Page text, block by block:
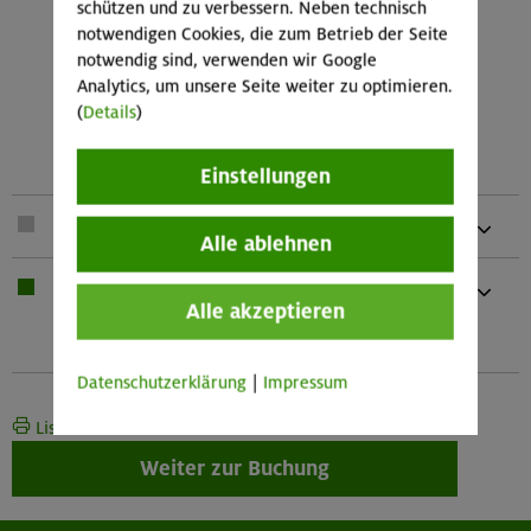
1 HMS-SafeBiner
4 Normalkarabiner
2 Schlingen vernäht (2x 120 cm)
1 Kurzprusik (vernäht 30 cm)
2 Reepschnüre (2,0 und 4,0 m Länge)
Bei Übernachtung: Hüttenschlafsack,
Und kleines Handtuch
Liste drucken
Weiter zur Buchung
schützen und zu verbessern. Neben technisch
notwendigen Cookies, die zum Betrieb der Seite
notwendig sind, verwenden wir Google
Analytics, um unsere Seite weiter zu optimieren.
(Details)
Einstellungen
Alle ablehnen
Alle akzeptieren
Datenschutzerklärung Impressum